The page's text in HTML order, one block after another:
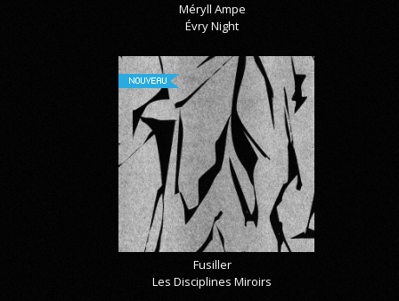
Méryll Ampe
Évry Night
NOUVEAU
Fusiller
Les Disciplines Miroirs